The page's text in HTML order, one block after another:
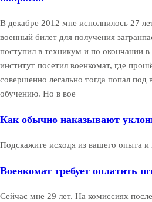
В декабре 2012 мне исполнилось 27
военный билет для получения
поступил в техникум и по окончании
институт посетил военкомат, где
совершенно легально тогда попал под
обучению. Но в вое
Как обычно наказывают
Подскажите исходя из вашего опыта
Военкомат требует оплатить
Сейчас мне 29 лет. На комиссиях